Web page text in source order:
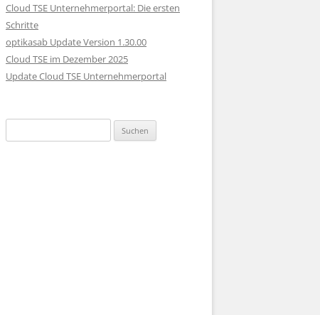
Cloud TSE Unternehmerportal: Die ersten
Schritte
optikasab Update Version 1.30.00
Cloud TSE im Dezember 2025
Update Cloud TSE Unternehmerportal